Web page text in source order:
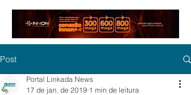
Post
Portal Linkada News
17 de jan. de 2019 1 min de leitura